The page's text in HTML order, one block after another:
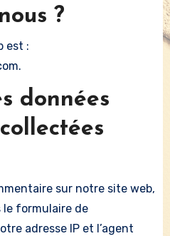
?
est :
données
sur notre site web,
le formulaire de
adresse IP et l’agent